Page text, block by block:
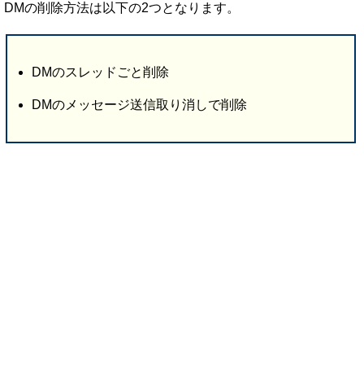
DMの削除方法は以下の2つとなります。
DMのスレッドごと削除
DMのメッセージ送信取り消しで削除